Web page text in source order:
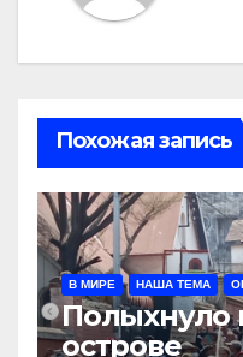
Похожая запись
В МИРЕ НАША ТЕМА
Полыхнуло
острове